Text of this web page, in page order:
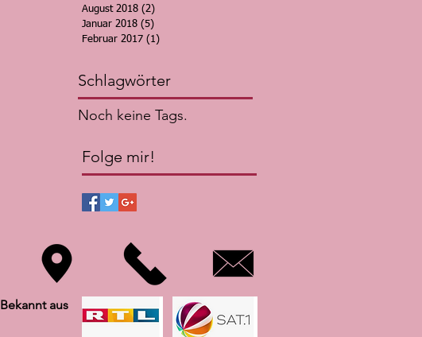
August 2018 (2)
Januar 2018 (5)
Februar 2017 (1)
Schlagwörter
Noch keine Tags.
Folge mir!
Bekannt aus